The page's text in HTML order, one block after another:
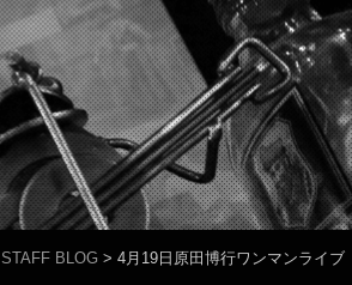
STAFF BLOG > 4月19日原田博行ワンマンライブ